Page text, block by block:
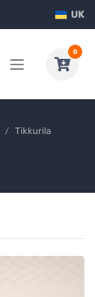
UK
0
Tikkurila